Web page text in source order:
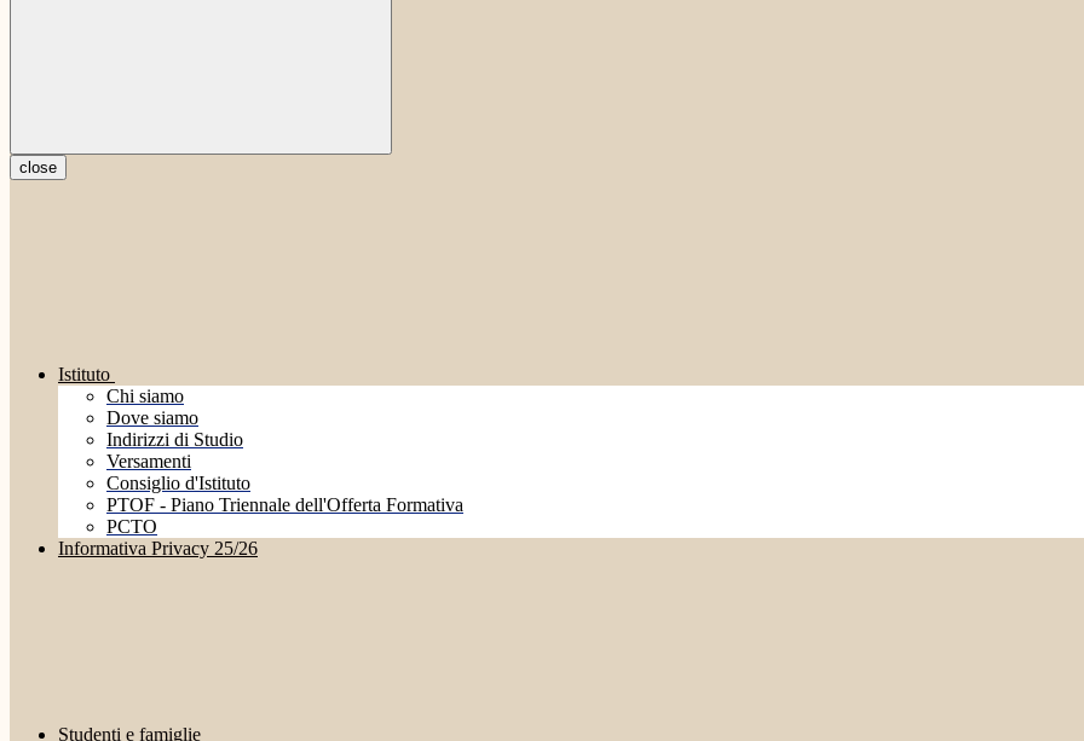
close
Istituto
Chi siamo
Dove siamo
Indirizzi di Studio
Versamenti
Consiglio d'Istituto
PTOF - Piano Triennale dell'Offerta Formativa
PCTO
Informativa Privacy 25/26
Studenti e famiglie